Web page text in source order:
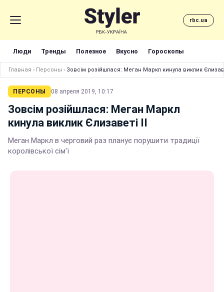
rbc.ua
Люди Тренды Полезное Вкусно Гороскопы
Главная › Персоны › Зовсім розійшлася: Меган Маркл кинула виклик
ПЕРСОНЫ 08 апреля 2019, 10:17
Зовсім розійшлася: Меган Маркл
кинула виклик Єлизаветі II
Меган Маркл в черговий раз планує порушити традиції
королівської сім'ї